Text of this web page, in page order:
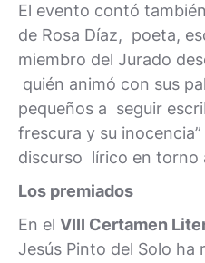
El evento contó
de Rosa Díaz, poeta,
miembro del Jurado
quién animó con sus
pequeños a seguir
frescura y su
discurso lírico en torno
Los premiados
En el VIII Certamen
Jesús Pinto del Solo ha